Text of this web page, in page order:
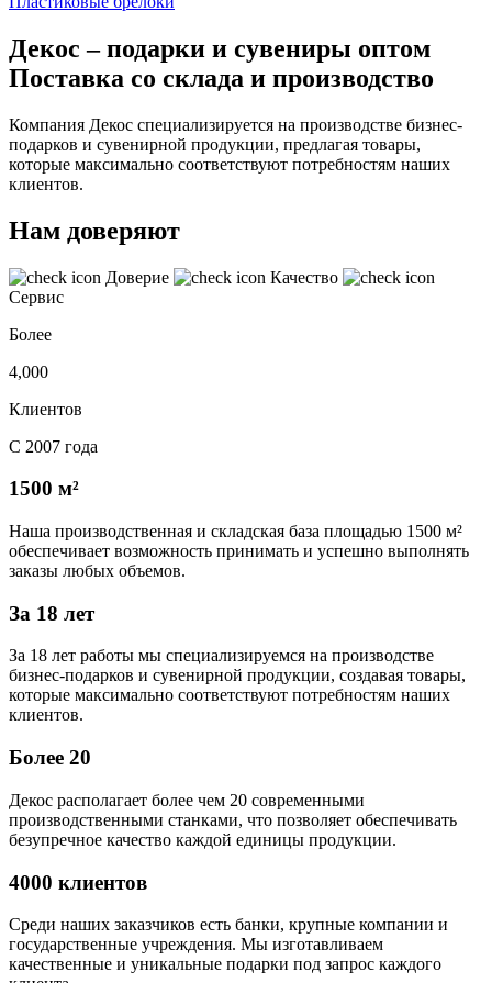
Декос – подарки и сувениры оптом
Поставка со склада и производство
Компания Декос специализируется на производстве бизнес-
подарков и сувенирной продукции, предлагая товары,
которые максимально соответствуют потребностям наших
клиентов.
Нам доверяют
Доверие
Качество
Сервис
Более
4,000
Клиентов
С 2007 года
1500 м²
Наша производственная и складская база площадью 1500 м²
обеспечивает возможность принимать и успешно выполнять
заказы любых объемов.
За 18 лет
За 18 лет работы мы специализируемся на производстве
бизнес-подарков и сувенирной продукции, создавая товары,
которые максимально соответствуют потребностям наших
клиентов.
Более 20
Декос располагает более чем 20 современными
производственными станками, что позволяет обеспечивать
безупречное качество каждой единицы продукции.
4000 клиентов
Среди наших заказчиков есть банки, крупные компании и
государственные учреждения. Мы изготавливаем
качественные и уникальные подарки под запрос каждого